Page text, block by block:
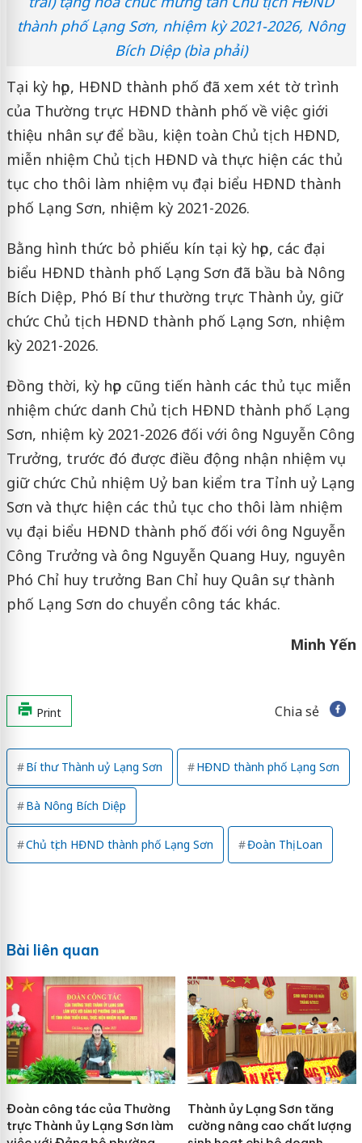
thành phố Lạng Sơn, nhiệm kỳ 2021-2026, Nông
Bích Diệp (bìa phải)
Tại kỳ họp, HĐND thành phố đã xem xét tờ trình
của Thường trực HĐND thành phố về việc giới
thiệu nhân sự để bầu, kiện toàn Chủ tịch HĐND,
miễn nhiệm Chủ tịch HĐND và thực hiện các thủ
tục cho thôi làm nhiệm vụ đại biểu HĐND thành
phố Lạng Sơn, nhiệm kỳ 2021-2026.
Bằng hình thức bỏ phiếu kín tại kỳ họp, các đại
biểu HĐND thành phố Lạng Sơn đã bầu bà Nông
Bích Diệp, Phó Bí thư thường trực Thành ủy, giữ
chức Chủ tịch HĐND thành phố Lạng Sơn, nhiệm
kỳ 2021-2026.
Đồng thời, kỳ họp cũng tiến hành các thủ tục miễn
nhiệm chức danh Chủ tịch HĐND thành phố Lạng
Sơn, nhiệm kỳ 2021-2026 đối với ông Nguyễn Công
Trưởng, trước đó được điều động nhận nhiệm vụ
giữ chức Chủ nhiệm Uỷ ban kiểm tra Tỉnh uỷ Lạng
Sơn và thực hiện các thủ tục cho thôi làm nhiệm
vụ đại biểu HĐND thành phố đối với ông Nguyễn
Công Trưởng và ông Nguyễn Quang Huy, nguyên
Phó Chỉ huy trưởng Ban Chỉ huy Quân sự thành
phố Lạng Sơn do chuyển công tác khác.
Minh Yến
Print Chia sẻ
Bí thư Thành uỷ Lạng Sơn HĐND thành phố Lạng Sơn
Bà Nông Bích Diệp
Chủ tịch HĐND thành phố Lạng Sơn Đoàn Thị Loan
Bài liên quan
Đoàn công tác của Thường
trực Thành ủy Lạng Sơn làm
Thành ủy Lạng Sơn tăng
cường nâng cao chất lượng